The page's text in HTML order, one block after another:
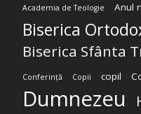
Academia de Teologie Anul
Biserica
Biserica Sfânta
Conferință Copii copil
Dumnezeu